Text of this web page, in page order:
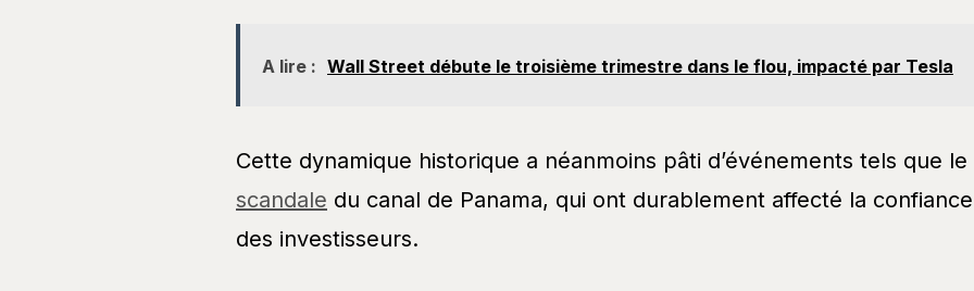
A lire : Wall Street débute le troisième trimestre dans le flou, impacté par Tesla
Cette dynamique historique a néanmoins pâti d’événements tels que le
scandale du canal de Panama, qui ont durablement affecté la confiance
des investisseurs.